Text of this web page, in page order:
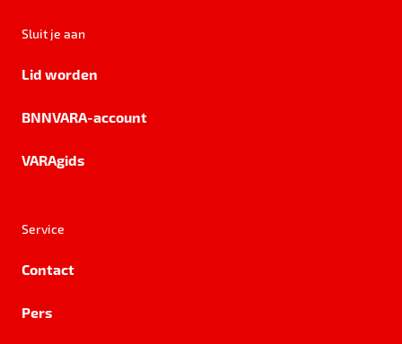
Sluit je aan
Lid worden
BNNVARA-account
VARAgids
Service
Contact
Pers